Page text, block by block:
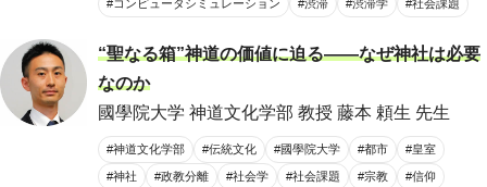
#コンピュータシミュレーション #渋滞 #渋滞学 #社会課題
“聖なる箱”神道の価値に迫る――なぜ神社は必要
なのか
國學院大学 神道文化学部 教授 藤本 頼生 先生
#神道文化学部 #伝統文化 #國學院大学 #都市 #皇室
#神社 #政教分離 #社会学 #社会課題 #宗教 #信仰